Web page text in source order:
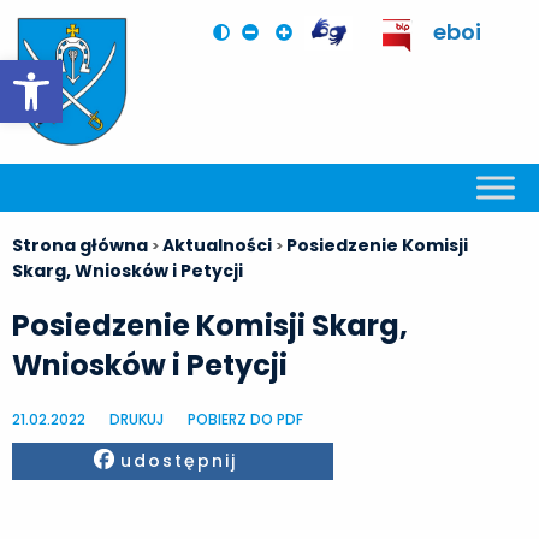
Otwórz pasek narzędzi
eboi
Strona główna >Aktualności > Posiedzenie Komisji
Skarg, Wniosków i Petycji
Posiedzenie Komisji Skarg,
Wniosków i Petycji
21.02.2022 DRUKUJ POBIERZ DO PDF
Facebook
udostępnij